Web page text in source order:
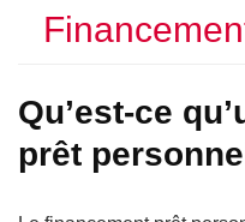
Qu’est-ce
prêt